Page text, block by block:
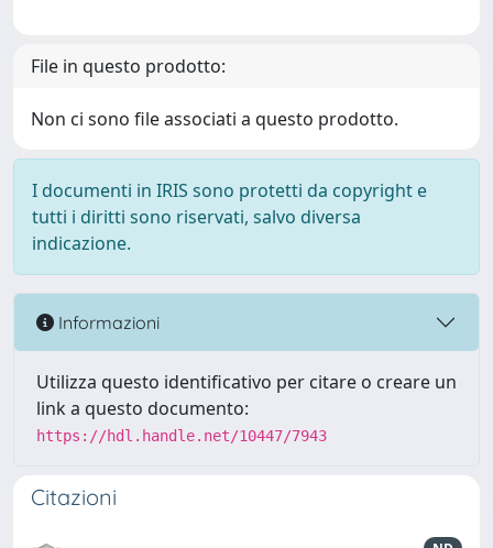
File in questo prodotto:
Non ci sono file associati a questo prodotto.
I documenti in IRIS sono protetti da copyright e
tutti i diritti sono riservati, salvo diversa
indicazione.
Informazioni
Utilizza questo identificativo per citare o creare un
link a questo documento:
https://hdl.handle.net/10447/7943
Citazioni